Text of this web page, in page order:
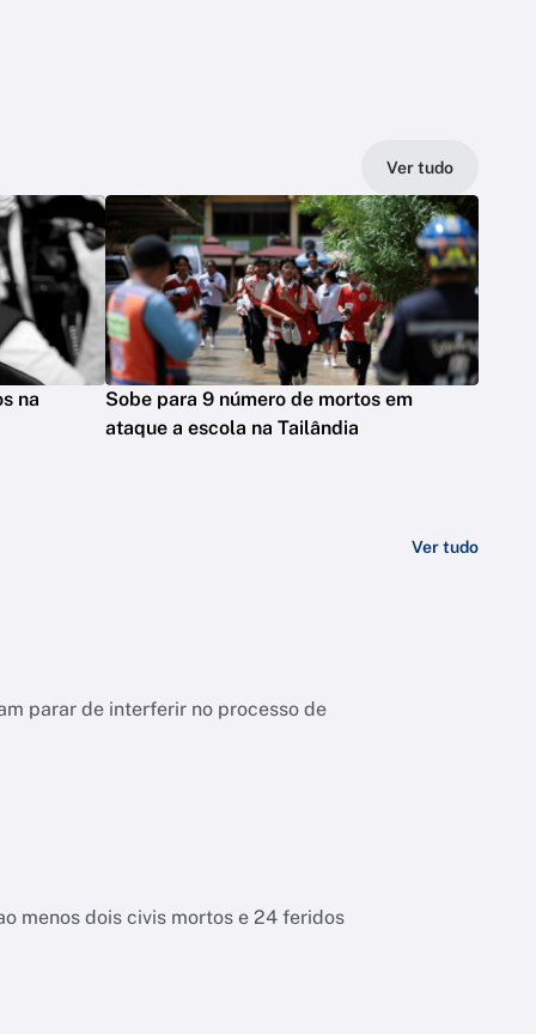
Ver tudo
na
Sobe para 9 número de mortos em
ataque a escola na Tailândia
Ver tudo
parar de interferir no processo de
menos dois civis mortos e 24 feridos